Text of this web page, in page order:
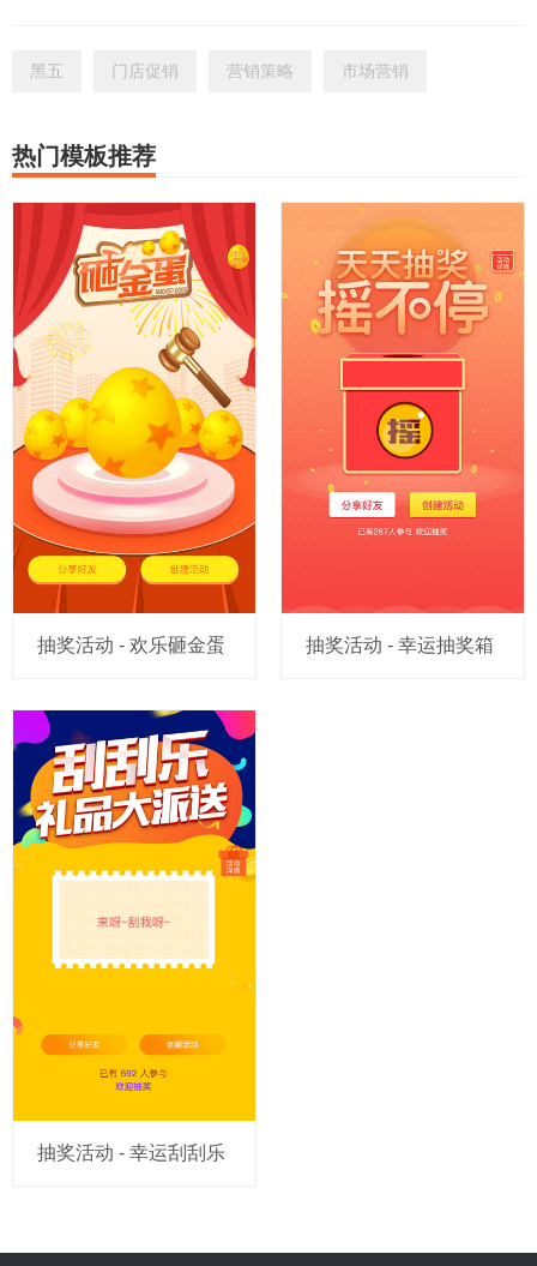
黑五 门店促销 营销策略 市场营销
热门模板推荐
抽奖活动 - 欢乐砸金蛋 抽奖活动 - 幸运抽奖箱
抽奖活动 - 幸运刮刮乐